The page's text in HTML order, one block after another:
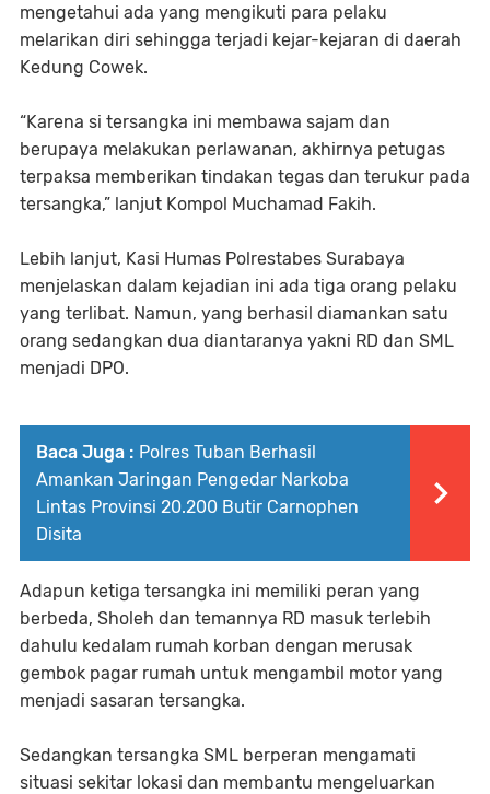
mengetahui ada yang mengikuti para pelaku
melarikan diri sehingga terjadi kejar-kejaran di daerah
Kedung Cowek.
“Karena si tersangka ini membawa sajam dan
berupaya melakukan perlawanan, akhirnya petugas
terpaksa memberikan tindakan tegas dan terukur pada
tersangka,” lanjut Kompol Muchamad Fakih.
Lebih lanjut, Kasi Humas Polrestabes Surabaya
menjelaskan dalam kejadian ini ada tiga orang pelaku
yang terlibat. Namun, yang berhasil diamankan satu
orang sedangkan dua diantaranya yakni RD dan SML
menjadi DPO.
Baca Juga : Polres Tuban Berhasil
Amankan Jaringan Pengedar Narkoba
Lintas Provinsi 20.200 Butir Carnophen
Disita
Adapun ketiga tersangka ini memiliki peran yang
berbeda, Sholeh dan temannya RD masuk terlebih
dahulu kedalam rumah korban dengan merusak
gembok pagar rumah untuk mengambil motor yang
menjadi sasaran tersangka.
Sedangkan tersangka SML berperan mengamati
situasi sekitar lokasi dan membantu mengeluarkan